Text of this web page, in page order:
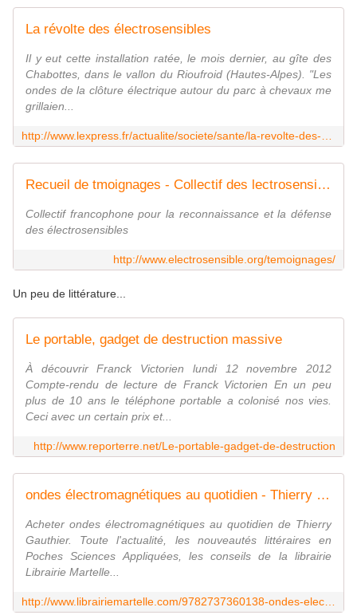
La révolte des électrosensibles
Il y eut cette installation ratée, le mois dernier, au gîte des
Chabottes, dans le vallon du Rioufroid (Hautes-Alpes). "Les
ondes de la clôture électrique autour du parc à chevaux me
grillaien...
Recueil de tmoignages - Collectif des lectrosensibles de France
Collectif francophone pour la reconnaissance et la défense
des électrosensibles
http://www.electrosensible.org/temoignages/
Un peu de littérature...
Le portable, gadget de destruction massive
À découvrir Franck Victorien lundi 12 novembre 2012
Compte-rendu de lecture de Franck Victorien En un peu
plus de 10 ans le téléphone portable a colonisé nos vies.
Ceci avec un certain prix et...
http://www.reporterre.net/Le-portable-gadget-de-destruction
ondes électromagnétiques au quotidien - Thierry Gauthier
Acheter ondes électromagnétiques au quotidien de Thierry
Gauthier. Toute l'actualité, les nouveautés littéraires en
Poches Sciences Appliquées, les conseils de la librairie
Librairie Martelle...